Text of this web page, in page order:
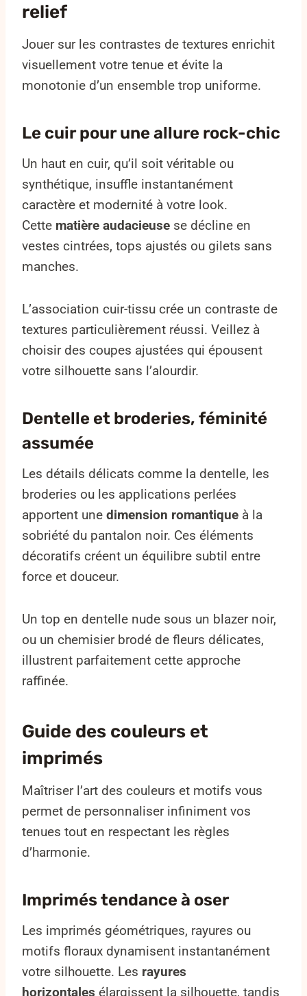
relief
Jouer sur les contrastes de textures enrichit
visuellement votre tenue et évite la
monotonie d’un ensemble trop uniforme.
Le cuir pour une allure rock-chic
Un haut en cuir, qu’il soit véritable ou
synthétique, insuffle instantanément
caractère et modernité à votre look.
Cette matière audacieuse se décline en
vestes cintrées, tops ajustés ou gilets sans
manches.
L’association cuir-tissu crée un contraste de
textures particulièrement réussi. Veillez à
choisir des coupes ajustées qui épousent
votre silhouette sans l’alourdir.
Dentelle et broderies, féminité
assumée
Les détails délicats comme la dentelle, les
broderies ou les applications perlées
apportent une dimension romantique à la
sobriété du pantalon noir. Ces éléments
décoratifs créent un équilibre subtil entre
force et douceur.
Un top en dentelle nude sous un blazer noir,
ou un chemisier brodé de fleurs délicates,
illustrent parfaitement cette approche
raffinée.
Guide des couleurs et
imprimés
Maîtriser l’art des couleurs et motifs vous
permet de personnaliser infiniment vos
tenues tout en respectant les règles
d’harmonie.
Imprimés tendance à oser
Les imprimés géométriques, rayures ou
motifs floraux dynamisent instantanément
votre silhouette. Les rayures
horizontales élargissent la silhouette, tandis